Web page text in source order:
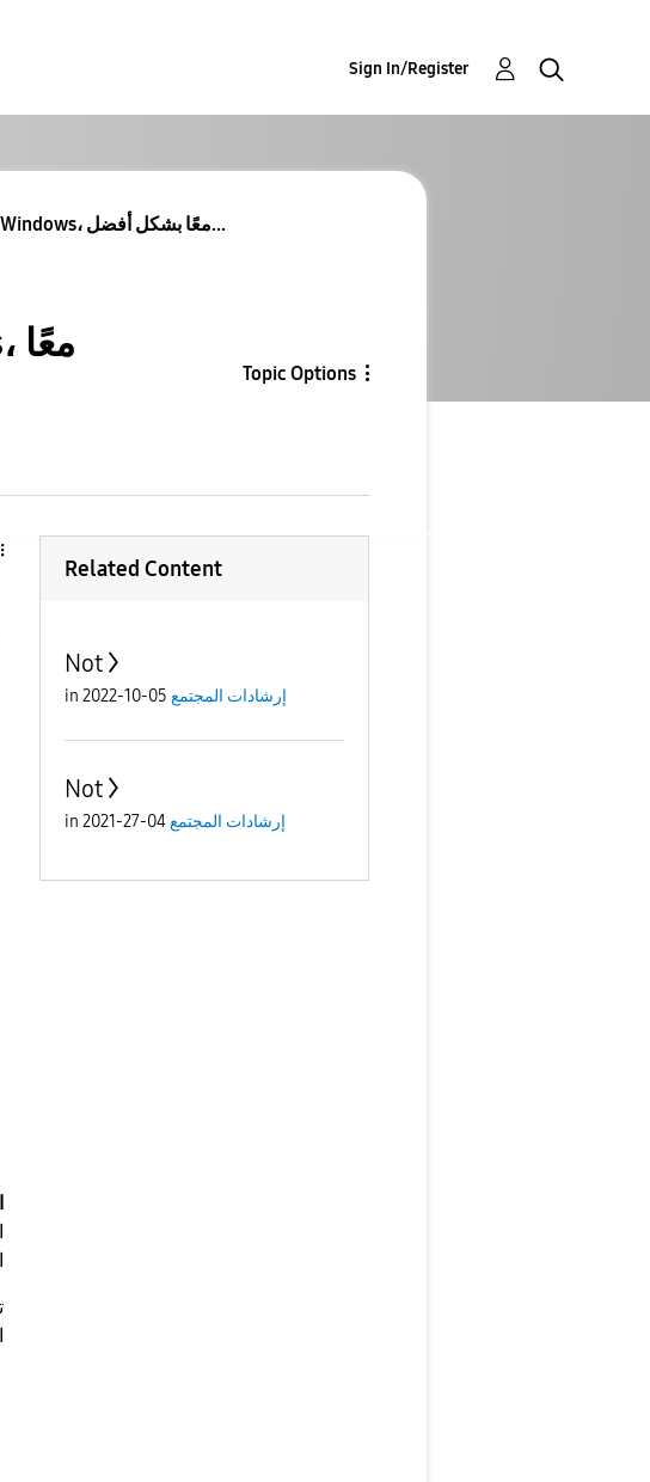
Sign In/Register
جهاز Galaxy الخاص بك ونظام Windows، معًا بشكل أفضل...
Topic Options
Related Content
Not
in إرشادات المجتمع 05-10-2022
Not
in إرشادات المجتمع04-27-2021